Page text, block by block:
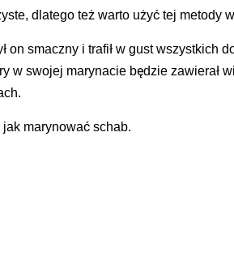
dlatego też warto użyć tej metody
on smaczny i trafił w gust wszystkich
w swojej marynacie będzie zawierał
marynować schab.